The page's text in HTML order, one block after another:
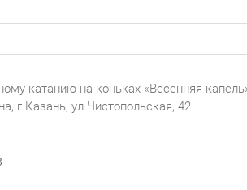
катанию на коньках «Весенняя
г.Казань, ул.Чистопольская, 42